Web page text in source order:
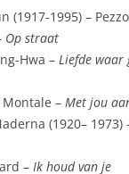
(1917-1995) –
Op straat
Hwa – Liefde waar
– Met jou
(1920–
– Ik houd van je